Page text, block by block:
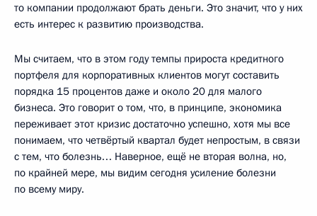
то компании продолжают брать деньги. Это значит, что у них
есть интерес к развитию производства.
Мы считаем, что в этом году темпы прироста кредитного
портфеля для корпоративных клиентов могут составить
порядка 15 процентов даже и около 20 для малого
бизнеса. Это говорит о том, что, в принципе, экономика
переживает этот кризис достаточно успешно, хотя мы все
понимаем, что четвёртый квартал будет непростым, в связи
с тем, что болезнь… Наверное, ещё не вторая волна, но,
по крайней мере, мы видим сегодня усиление болезни
по всему миру.